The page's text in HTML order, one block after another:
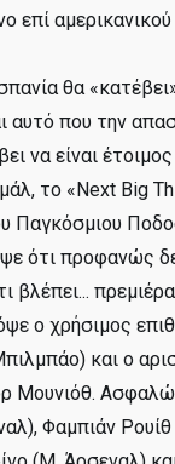
επί
θα
αυτό που την
να είναι
το «Next Big
Παγκόσμιου
ότι προφανώς
βλέπει...
ο χρήσιμος
και ο
Μουνιόθ.
Φαμπιάν